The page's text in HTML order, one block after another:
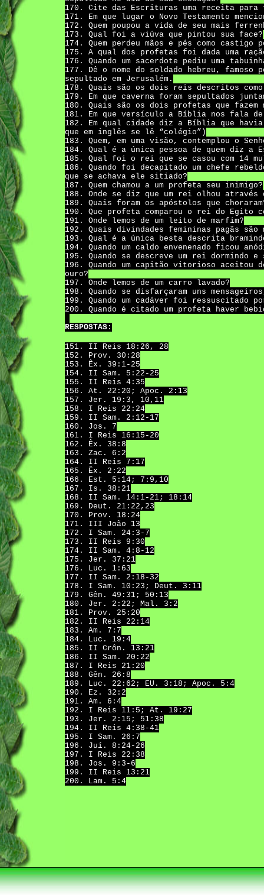
170. Cite das Escrituras uma receita para
171. Em que lugar o Novo Testamento
172. Quem poupou a vida de seu mais
173. Qual foi a viúva que pintou sua face?
174. Quem perdeu mãos e pés como castigo
175. A qual dos profetas foi dada uma
176. Quando um sacerdote pediu uma
177. Dê o nome do soldado hebreu,
sepultado em Jerusalém.
178. Quais são os dois reis descritos como
179. Em que caverna foram sepultados
180. Quais são os dois profetas que fazem
181. Em que versículo a Bíblia nos fala
182. Em qual cidade diz a Bíblia que havia
que em inglês se lê “colégio”)
183. Quem, em uma visão, contemplou o
184. Qual é a única pessoa de quem diz a
185. Qual foi o rei que se casou com 14
186. Quando foi decapitado um chefe
que se achava ele sitiado?
187. Quem chamou a um profeta seu inimigo?
188. Onde se diz que um rei olhou através
189. Quais foram os apóstolos que
190. Que profeta comparou o rei do Egito
191. Onde lemos de um leito de marfim?
192. Quais divindades femininas pagãs são
193. Qual é a única besta descrita
194. Quando um caldo envenenado ficou
195. Quando se descreve um rei
196. Quando um capitão vitorioso aceitou
ouro?
197. Onde lemos de um carro lavado?
198. Quando se disfarçaram uns
199. Quando um cadáver foi ressuscitado
200. Quando é citado um profeta haver
RESPOSTAS:
151. II Reis 18:26, 28
152. Prov. 30:28
153. Êx. 39:1-25
154. II Sam. 5:22-25
155. II Reis 4:35
156. At. 22:20; Apoc. 2:13
157. Jer. 19:3, 10,11
158. I Reis 22:24
159. II Sam. 2:12-17
160. Jos. 7
161. I Reis 16:15-20
162. Êx. 38:8
163. Zac. 6:2
164. II Reis 7:17
165. Êx. 2:22
166. Est. 5:14; 7:9,10
167. Is. 38:21
168. II Sam. 14:1-21; 18:14
169. Deut. 21:22,23
170. Prov. 18:24
171. III João 13
172. I Sam. 24:3-7
173. II Reis 9:30
174. II Sam. 4:8-12
175. Jer. 37:21
176. Luc. 1:63
177. II Sam. 2:18-32
178. I Sam. 10:23; Deut. 3:11
179. Gên. 49:31; 50:13
180. Jer. 2:22; Mal. 3:2
181. Prov. 25:20
182. II Reis 22:14
183. Am. 7:7
184. Luc. 19:4
185. II Crôn. 13:21
186. II Sam. 20:22
187. I Reis 21:20
188. Gên. 26:8
189. Luc. 22:62; EU. 3:18; Apoc. 5:4
190. Ez. 32:2
191. Am. 6:4
192. I Reis 11:5; At. 19:27
193. Jer. 2:15; 51:38
194. II Reis 4:38-41
195. I Sam. 26:7
196. Juí. 8:24-26
197. I Reis 22:38
198. Jos. 9:3-6
199. II Reis 13:21
200. Lam. 5:4